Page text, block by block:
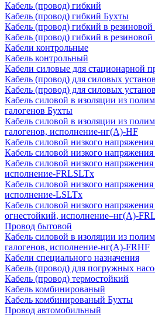
Кабель (провод) гибкий
Кабель (провод) гибкий Бухты
Кабель (провод) гибкий в резиновой
Кабель (провод) гибкий в
Кабели контрольные
Кабель контрольный
Кабели силовые для стационарной
Кабель (провод) для силовых
Кабель (провод) для силовых
Кабель силовой в изоляции из
галогенов Бухты
Кабель силовой в изоляции из
галогенов, исполнение-нг(А)-HF
Кабель силовой низкого
Кабель силовой низкого
Кабель силовой низкого
исполнение-FRLSLTx
Кабель силовой низкого
исполнение-LSLTx
Кабель силовой низкого
огнестойкий, исполнение–нг(А)-
Провод бытовой
Кабель силовой в изоляции из
галогенов, исполнение-нг(А)-FRHF
Кабели специального назначения
Кабель (провод) для погружных
Кабель (провод) термостойкий
Кабель комбинированый
Кабель комбинированый Бухты
Провод автомобильный